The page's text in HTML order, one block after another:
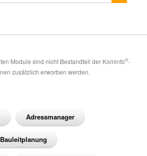
Module sind nicht Bestandteil der Kominfo®-
zusätzlich erworben werden.
Adressmanager
Bauleitplanung